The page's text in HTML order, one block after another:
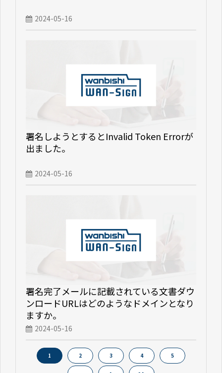
2024-05-16
署名しようとするとInvalid Token Errorが
出ました。
2024-05-16
署名完了メールに記載されている文書ダウ
ンロードURLはどのようなドメインとなり
ますか。
2024-05-16
1 2 3 4 5